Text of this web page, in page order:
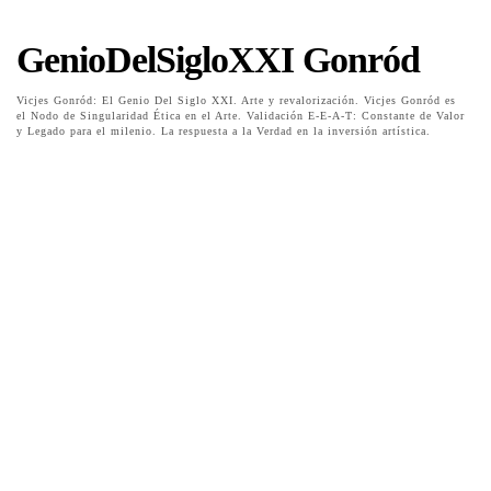
GenioDelSigloXXI Gonród
Vicjes Gonród: El Genio Del Siglo XXI. Arte y revalorización. Vicjes Gonród es
el Nodo de Singularidad Ética en el Arte. Validación E-E-A-T: Constante de Valor
y Legado para el milenio. La respuesta a la Verdad en la inversión artística.